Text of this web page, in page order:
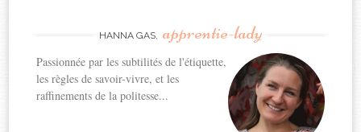
HANNA GAS, apprentie-lady
Passionnée par les subtilités de l'étiquette,
les règles de savoir-vivre, et les
raffinements de la politesse...